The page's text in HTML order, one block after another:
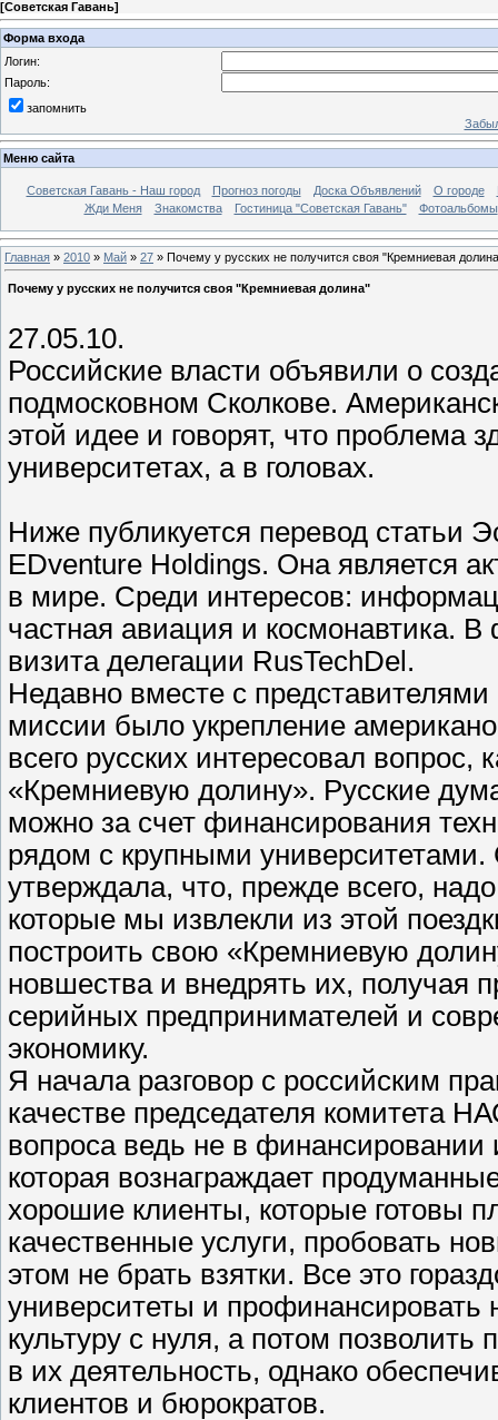
[Советская Гавань]
Форма входа
Логин:
Пароль:
запомнить
Меню сайта
Советская Гавань - Наш город Прогноз погоды Доска Объявлений О городе
Жди Меня
Знакомства Гостиница "Советская Гавань" Фотоальбомы
Главная » 2010 » Май » 27 » Почему у русских не получится своя "Кремниевая
Почему у русских не получится своя "Кремниевая долина"
27.05.10.
Российские власти объявили о
подмосковном Сколкове.
этой идее и говорят, что проблема
университетах, а в головах.
Ниже публикуется перевод статьи
EDventure Holdings. Она является
в мире. Среди интересов:
частная авиация и космонавтика.
визита делегации RusTechDel.
Недавно вместе с
миссии было укрепление
всего русских интересовал вопрос,
«Кремниевую долину». Русские
можно за счет финансирования
рядом с крупными
утверждала, что, прежде всего,
которые мы извлекли из этой
построить свою «Кремниевую
новшества и внедрять их, получая
серийных предпринимателей и
экономику.
Я начала разговор с российским
качестве председателя комитета
вопроса ведь не в финансировании
которая вознаграждает
хорошие клиенты, которые готовы
качественные услуги, пробовать
этом не брать взятки. Все это
университеты и профинансировать
культуру с нуля, а потом
в их деятельность, однако
клиентов и бюрократов.